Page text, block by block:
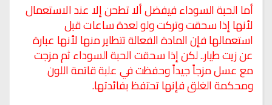
أماالحبة السوداء فيفضل ألا تطحن إلا عند الاستعمال
لأنها إذا سحقت وتركت ولو لعدة ساعات قبل
استعمالها فإن المادة الفعالة تتطاير منها لأنها عبارة
عن زيت طيار..لكنإذا سحقت الحبة السوداء ثم مزجت
مع عسل مزجاً جيداً وحفظت في علبة قاتمة اللون
ومحكمة الغلق فإنها تحتفظ بفائدتها.